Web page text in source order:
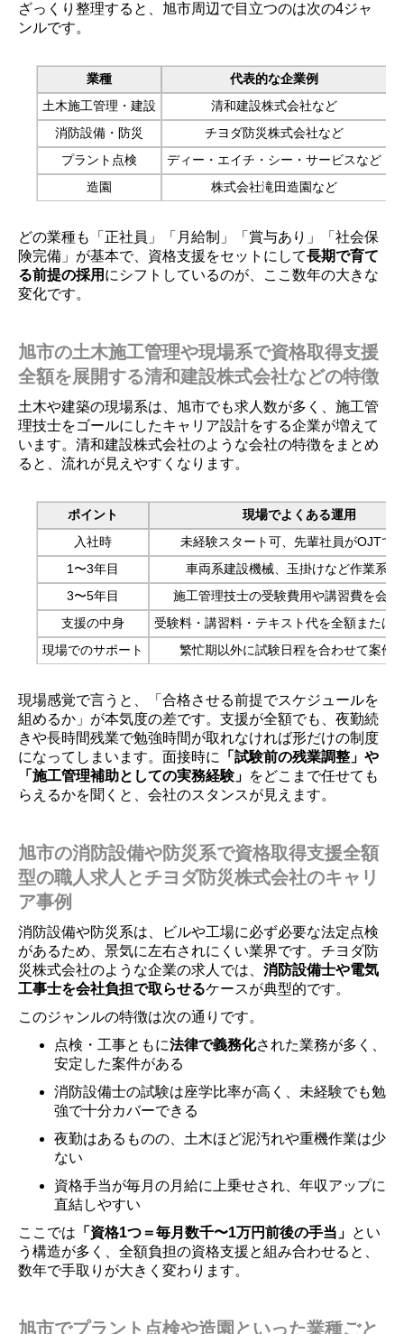
ざっくり整理すると、旭市周辺で目立つのは次の4ジャ
ンルです。
業種
代表的な企業例
土木施工管理・建設
清和建設株式会社など
消防設備・防災
チヨダ防災株式会社など
プラント点検
ディー・エイチ・シー・サービスなど
造園
株式会社滝田造園など
どの業種も「正社員」「月給制」「賞与あり」「社会保
険完備」が基本で、資格支援をセットにして長期で育て
る前提の採用 にシフトしているのが、ここ数年の大きな
変化です。
旭市の土木施工管理や現場系で資格取得支援
全額を展開する清和建設株式会社などの特徴
土木や建築の現場系は、旭市でも求人数が多く、施工管
理技士をゴールにしたキャリア設計をする企業が増えて
います。清和建設株式会社のような会社の特徴をまとめ
ると、流れが見えやすくなります。
ポイント
現場でよくある運用
入社時
未経験スタート可、先輩社員がOJTで
1〜3年目
車両系建設機械、玉掛けなど作業系資
3〜5年目
施工管理技士の受験費用や講習費を会社
支援の中身
受験料・講習料・テキスト代を全額または
現場でのサポート
繁忙期以外に試験日程を合わせて案件
現場感覚で言うと、「合格させる前提でスケジュールを
組めるか」が本気度の差です。支援が全額でも、夜勤続
きや長時間残業で勉強時間が取れなければ形だけの制度
になってしまいます。面接時に
「試験前の残業調整」や
「施工管理補助としての実務経験」 をどこまで任せても
らえるかを聞くと、会社のスタンスが見えます。
旭市の消防設備や防災系で資格取得支援全額
型の職人求人とチヨダ防災株式会社のキャリ
ア事例
消防設備や防災系は、ビルや工場に必ず必要な法定点検
があるため、景気に左右されにくい業界です。チヨダ防
災株式会社のような企業の求人では、 消防設備士や電気
工事士を会社負担で取らせるケースが典型的です。
このジャンルの特徴は次の通りです。
点検・工事ともに法律で義務化された業務が多く、
安定した案件がある
消防設備士の試験は座学比率が高く、未経験でも勉
強で十分カバーできる
夜勤はあるものの、土木ほど泥汚れや重機作業は少
ない
資格手当が毎月の月給に上乗せされ、年収アップに
直結しやすい
ここでは 「資格1つ＝毎月数千〜1万円前後の手当」 とい
う構造が多く、全額負担の資格支援と組み合わせると、
数年で手取りが大きく変わります。
旭市でプラント点検や造園といった業種ごと